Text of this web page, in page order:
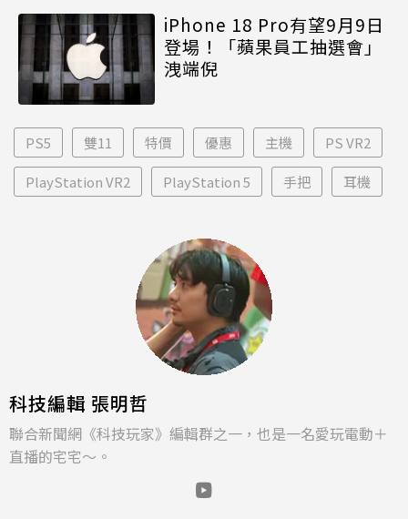
iPhone 18 Pro有望9月9日
登場！「蘋果員工抽選會」
洩端倪
PS5 雙11 特價 優惠 主機 PS VR2
PlayStation VR2 PlayStation 5 手把 耳機
科技編輯 張明哲
聯合新聞網《科技玩家》編輯群之一，也是一名愛玩電動＋
直播的宅宅～。